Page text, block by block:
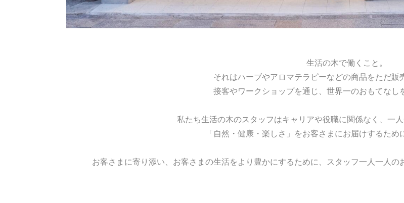
生活の木で働くこと。
それはハーブやアロマテラピーなどの商品をただ販
接客やワークショップを通じ、世界一のおもてなし
私たち生活の木のスタッフはキャリアや役職に関係なく、一
「自然・健康・楽しさ」をお客さまにお届けするため
お客さまに寄り添い、お客さまの生活をより豊かにするために、スタッフ一人一人の